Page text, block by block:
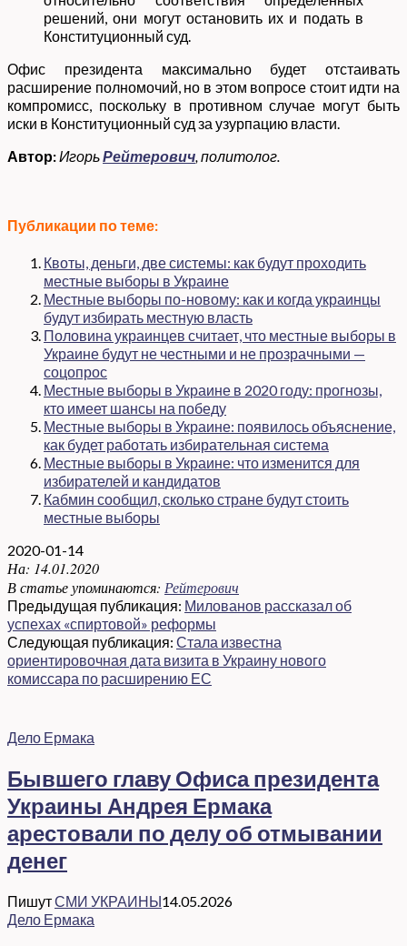
решений, они могут остановить их и подать в
Конституционный суд.
Офис президента максимально будет отстаивать
расширение полномочий, но в этом вопросе стоит идти на
компромисс, поскольку в противном случае могут быть
иски в Конституционный суд за узурпацию власти.
Автор:ИгорьРейтерович, политолог.
Публикации по теме:
Квоты, деньги, две системы: как будут проходить
местные выборы в Украине
Местные выборы по-новому: как и когда украинцы
будут избирать местную власть
Половина украинцев считает, что местные выборы в
Украине будут не честными и не прозрачными —
соцопрос
Местные выборы в Украине в 2020 году: прогнозы,
кто имеет шансы на победу
Местные выборы в Украине: появилось объяснение,
как будет работать избирательная система
Местные выборы в Украине: что изменится для
избирателей и кандидатов
Кабмин сообщил, сколько стране будут стоить
местные выборы
2020-01-14
На: 14.01.2020
В статье упоминаются: Рейтерович
Предыдущая публикация: Милованов рассказал об
успехах «спиртовой» реформы
Следующая публикация: Стала известна
ориентировочная дата визита в Украину нового
комиссара по расширению ЕС
Дело Ермака
Бывшего главу Офиса президента
Украины Андрея Ермака
арестовали по делу об отмывании
денег
ПишутСМИ УКРАИНЫ14.05.2026
Дело Ермака